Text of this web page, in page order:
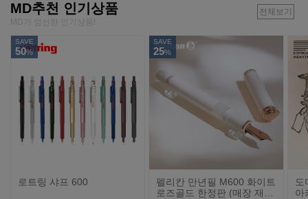
MD추천 인기상품
MD가 엄선한 인기상품!
전체보기
SAVE
50%
로트링 샤프 600
SAVE
25%
펠리칸 만년필 M600 화이트
로즈골드 한정판 (매장 재
도
아